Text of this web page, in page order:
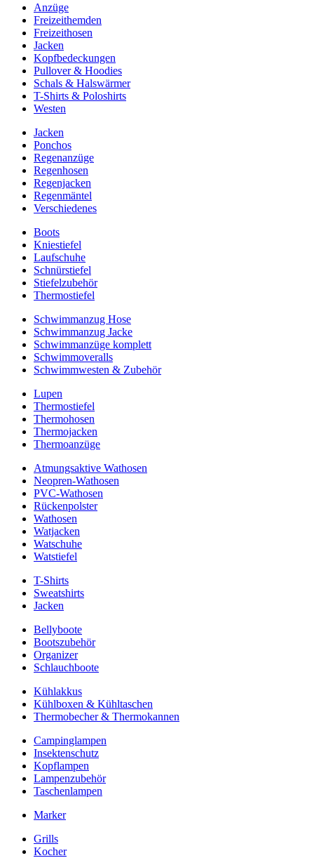
Anzüge
Freizeithemden
Freizeithosen
Jacken
Kopfbedeckungen
Pullover & Hoodies
Schals & Halswärmer
T-Shirts & Poloshirts
Westen
Jacken
Ponchos
Regenanzüge
Regenhosen
Regenjacken
Regenmäntel
Verschiedenes
Boots
Kniestiefel
Laufschuhe
Schnürstiefel
Stiefelzubehör
Thermostiefel
Schwimmanzug Hose
Schwimmanzug Jacke
Schwimmanzüge komplett
Schwimmoveralls
Schwimmwesten & Zubehör
Lupen
Thermostiefel
Thermohosen
Thermojacken
Thermoanzüge
Atmungsaktive Wathosen
Neopren-Wathosen
PVC-Wathosen
Rückenpolster
Wathosen
Watjacken
Watschuhe
Watstiefel
T-Shirts
Sweatshirts
Jacken
Bellyboote
Bootszubehör
Organizer
Schlauchboote
Kühlakkus
Kühlboxen & Kühltaschen
Thermobecher & Thermokannen
Campinglampen
Insektenschutz
Kopflampen
Lampenzubehör
Taschenlampen
Marker
Grills
Kocher